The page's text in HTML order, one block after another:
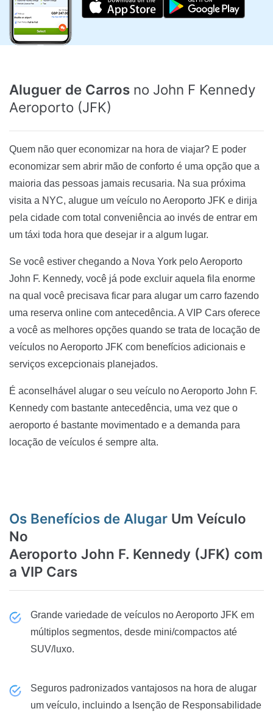
Aluguer de Carros no John F Kennedy
Aeroporto (JFK)
Quem não quer economizar na hora de viajar? E poder
economizar sem abrir mão de conforto é uma opção que a
maioria das pessoas jamais recusaria. Na sua próxima
visita a NYC, alugue um veículo no Aeroporto JFK e dirija
pela cidade com total conveniência ao invés de entrar em
um táxi toda hora que desejar ir a algum lugar.
Se você estiver chegando a Nova York pelo Aeroporto
John F. Kennedy, você já pode excluir aquela fila enorme
na qual você precisava ficar para alugar um carro fazendo
uma reserva online com antecedência. A VIP Cars oferece
a você as melhores opções quando se trata de locação de
veículos no Aeroporto JFK com benefícios adicionais e
serviços excepcionais planejados.
É aconselhável alugar o seu veículo no Aeroporto John F.
Kennedy com bastante antecedência, uma vez que o
aeroporto é bastante movimentado e a demanda para
locação de veículos é sempre alta.
Os Benefícios de Alugar Um Veículo
No
Aeroporto John F. Kennedy (JFK) com
a VIP Cars
Grande variedade de veículos no Aeroporto JFK em
múltiplos segmentos, desde mini/compactos até
SUV/luxo.
Seguros padronizados vantajosos na hora de alugar
um veículo, incluindo a Isenção de Responsabilidade